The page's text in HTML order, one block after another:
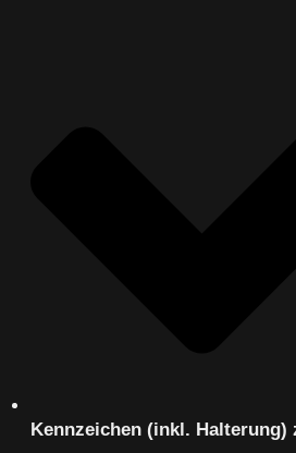
Kennzeichen (inkl. Halterung)